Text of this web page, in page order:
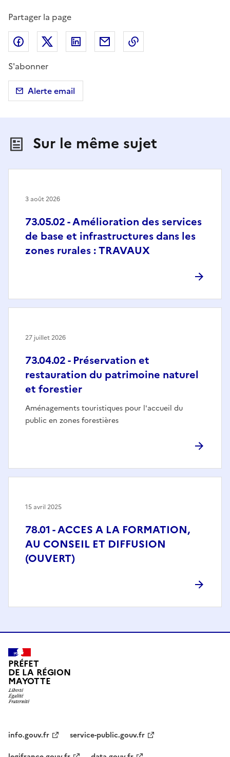
Partager la page
Partager sur Facebook
Partager sur X (anciennement Twitter)
Partager sur LinkedIn
Partager par email
S'abonner
Alerte email
Sur le même sujet
73.05.02 - Amélioration des services
de base et infrastructures dans les
zones rurales : TRAVAUX
3 août 2026
73.04.02 - Préservation et
restauration du patrimoine naturel
et forestier
Aménagements touristiques pour l'accueil du
public en zones forestières
27 juillet 2026
78.01 - ACCES A LA FORMATION,
AU CONSEIL ET DIFFUSION
(OUVERT)
15 avril 2025
PRÉFET
DE LA RÉGION
MAYOTTE
info.gouv.fr
service-public.gouv.fr